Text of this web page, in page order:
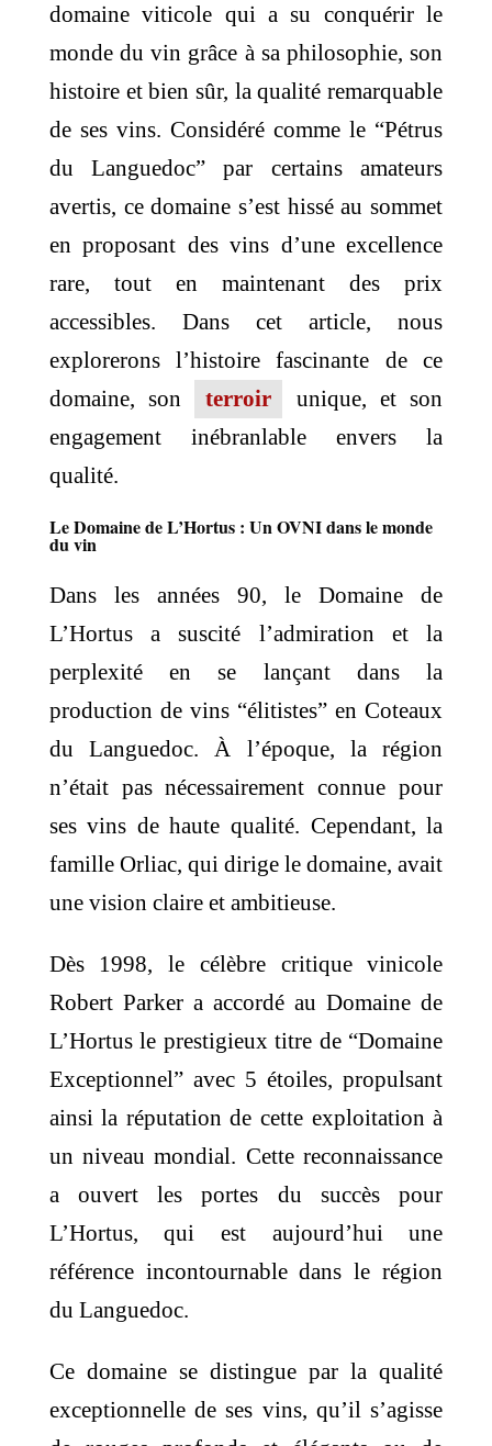
domaine viticole qui a su conquérir le
monde du vin grâce à sa philosophie, son
histoire et bien sûr, la qualité remarquable
de ses vins. Considéré comme le “Pétrus
du Languedoc” par certains amateurs
avertis, ce domaine s’est hissé au sommet
en proposant des vins d’une excellence
rare, tout en maintenant des prix
accessibles. Dans cet article, nous
explorerons l’histoire fascinante de ce
domaine, son
terroir
unique, et son
engagement inébranlable envers la
qualité.
Le Domaine de L’Hortus : Un OVNI dans le monde
du vin
Dans les années 90, le Domaine de
L’Hortus a suscité l’admiration et la
perplexité en se lançant dans la
production de vins “élitistes” en Coteaux
du Languedoc. À l’époque, la région
n’était pas nécessairement connue pour
ses vins de haute qualité. Cependant, la
famille Orliac, qui dirige le domaine, avait
une vision claire et ambitieuse.
Dès 1998, le célèbre critique vinicole
Robert Parker a accordé au Domaine de
L’Hortus le prestigieux titre de “Domaine
Exceptionnel” avec 5 étoiles, propulsant
ainsi la réputation de cette exploitation à
un niveau mondial. Cette reconnaissance
a ouvert les portes du succès pour
L’Hortus, qui est aujourd’hui une
référence incontournable dans le région
du Languedoc.
Ce domaine se distingue par la qualité
exceptionnelle de ses vins, qu’il s’agisse